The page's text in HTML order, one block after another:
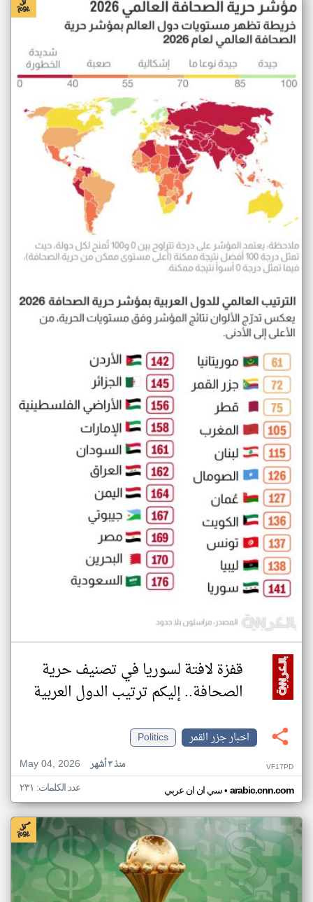
قفزة لافتة لسوريا في تصنيف حرية
الصحافة.. إليكم ترتيب الدول العربية
اخبار جزر القمر
Politics
May 04, 2026
منذ ٣ أشهر VF17PD
سي ان ان عربي• arabic.cnn.com عدد الكلمات: ٢٣١